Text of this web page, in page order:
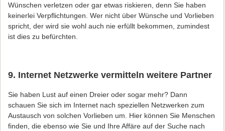
Wünschen verletzen oder gar etwas riskieren, denn Sie haben
keinerlei Verpflichtungen. Wer nicht über Wünsche und Vorlieben
spricht, der wird sie wohl auch nie erfüllt bekommen, zumindest
ist dies zu befürchten.
9. Internet Netzwerke vermitteln weitere Partner
Sie haben Lust auf einen Dreier oder sogar mehr? Dann
schauen Sie sich im Internet nach speziellen Netzwerken zum
Austausch von solchen Vorlieben um. Hier können Sie Menschen
finden, die ebenso wie Sie und Ihre Affäre auf der Suche nach